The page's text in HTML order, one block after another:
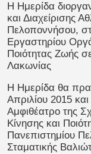
Η Ημερίδα
και Διαχείρισης
Πελοποννήσου,
Εργαστηρίου
Ποιότητας Ζωής
Λακωνίας
Η Ημερίδα θα
Απριλίου 2015
Αμφιθέατρο της
Κίνησης και
Πανεπιστημίου
Σταματικής